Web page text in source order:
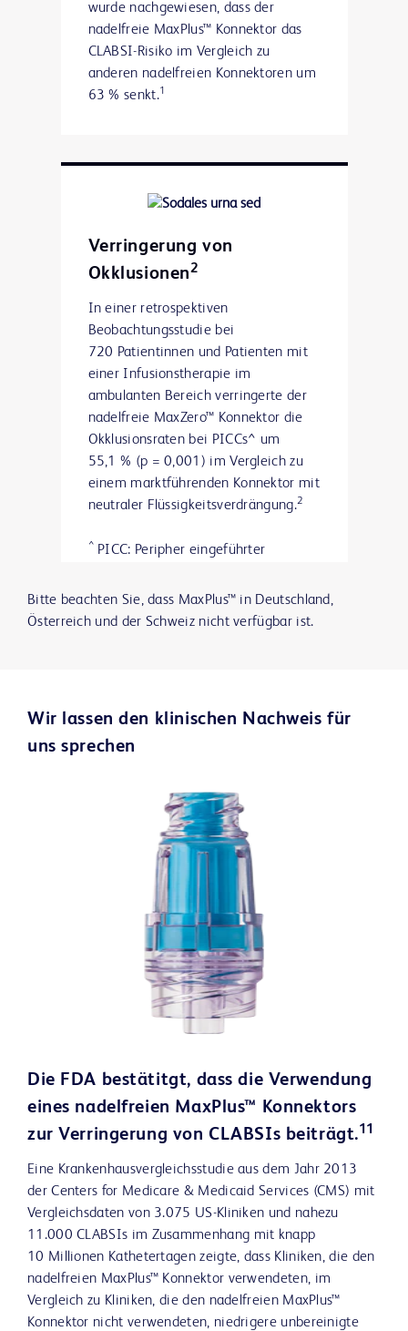
wurde nachgewiesen, dass der
nadelfreie MaxPlus™ Konnektor das
CLABSI-Risiko im Vergleich zu
anderen nadelfreien Konnektoren um
63 % senkt.1
Verringerung von
Okklusionen2
In einer retrospektiven
Beobachtungsstudie bei
720 Patientinnen und Patienten mit
einer Infusionstherapie im
ambulanten Bereich verringerte der
nadelfreie MaxZero™ Konnektor die
Okklusionsraten bei PICCs^ um
55,1 % (p = 0,001) im Vergleich zu
einem marktführenden Konnektor mit
neutraler Flüssigkeitsverdrängung.2
^ PICC: Peripher eingeführter
Bitte beachten Sie, dass MaxPlus™ in Deutschland,
Österreich und der Schweiz nicht verfügbar ist.
Wir lassen den klinischen Nachweis für
uns sprechen
Die FDA bestätitgt, dass die Verwendung
eines nadelfreien MaxPlus™ Konnektors
zur Verringerung von CLABSIs beiträgt.11
Eine Krankenhausvergleichsstudie aus dem Jahr 2013
der Centers for Medicare & Medicaid Services (CMS) mit
Vergleichsdaten von 3.075 US-Kliniken und nahezu
11.000 CLABSIs im Zusammenhang mit knapp
10 Millionen Kathetertagen zeigte, dass Kliniken, die den
nadelfreien MaxPlus™ Konnektor verwendeten, im
Vergleich zu Kliniken, die den nadelfreien MaxPlus™
Konnektor nicht verwendeten, niedrigere unbereinigte